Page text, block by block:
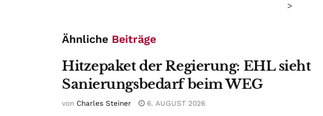
>
Ähnliche Beiträge
Hitzepaket der Regierung: EHL sieht
Sanierungsbedarf beim WEG
von Charles Steiner 6. AUGUST 2026